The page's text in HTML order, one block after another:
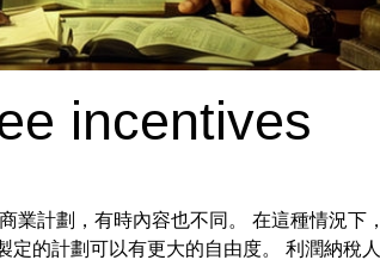
incentives
業計劃，有時內容也不同。 在這種情況下
的計劃可以有更大的自由度。 利潤納稅